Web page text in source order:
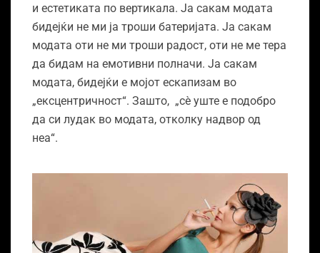
и естетиката по вертикала. Ја сакам модата
бидејќи не ми ја троши батеријата. Ја сакам
модата оти не ми троши радост, оти не ме тера
да бидам на емотивни полначи. Ја сакам
модата, бидејќи е мојот ескапизам во
„ексцентричност“. Зашто, „сѐ уште е подобро
да си лудак во модата, отколку надвор од
неа“.